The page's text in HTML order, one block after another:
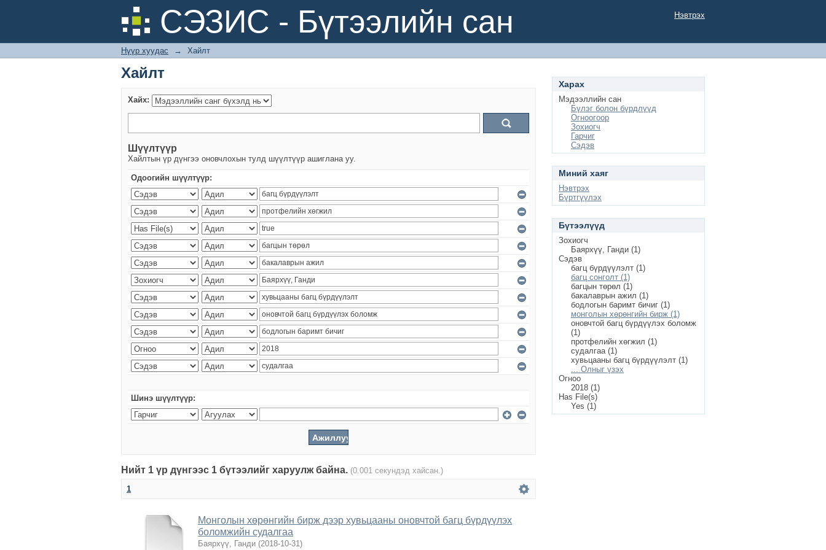
СЭЗИС - Бүтээлийн сан
Хайлт Нэвтрэх
Нүүр хуудас → Хайлт
Хайлт
Хайх:
Шүүлтүүр
Хайлтын үр дүнгээ оновчлохын тулд шүүлтүүр ашиглана уу.
Одоогийн шүүлтүүр:
Шинэ шүүлтүүр:
Нийт 1 үр дүнгээс 1 бүтээлийг харуулж байна. (0.001 секундэд хайсан.)
1
Монголын хөрөнгийн бирж дээр хувьцааны оновчтой багц бүрдүүлэх
боломжийн судалгаа
Баярхүү, Ганди (2018-10-31)
Харах
Мэдээллийн сан
Бүлэг болон бүрдлүүд
Огноогоор
Зохиогч
Гарчиг
Сэдэв
Миний хаяг
Нэвтрэх
Бүртгүүлэх
Бүтээлүүд
Зохиогч
Баярхүү, Ганди (1)
Сэдэв
багц бүрдүүлэлт (1)
багц сонголт (1)
багцын төрөл (1)
бакалаврын ажил (1)
бодлогын баримт бичиг (1)
монголын хөрөнгийн бирж (1)
оновчтой багц бүрдүүлэх боломж
(1)
протфелийн хөгжил (1)
судалгаа (1)
хувьцааны багц бүрдүүлэлт (1)
... Олныг үзэх
Огноо
2018 (1)
Has File(s)
Yes (1)